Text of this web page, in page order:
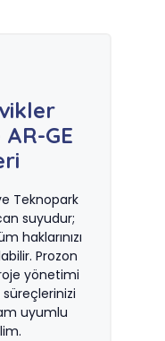
GE
Teknopark
suyudur;
haklarınızı
Prozon
yönetimi
uyumlu